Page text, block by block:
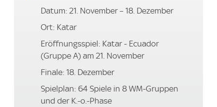
Datum: 21. November – 18. Dezember
Ort: Katar
Eröffnungsspiel: Katar - Ecuador
(Gruppe A) am 21. November
Finale: 18. Dezember
Spielplan: 64 Spiele in 8 WM-Gruppen
und der K.-o.-Phase